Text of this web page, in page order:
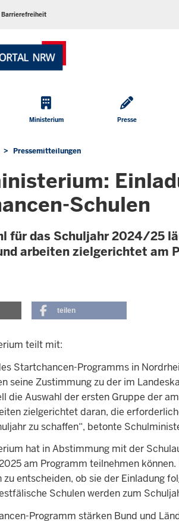
Barrierefreiheit
Ministerium Presse
Pressemitteilungen
Schulen
für das Schuljahr 2024/25
arbeiten zielgerichtet am
teilen
teilt mit:
Startchancen-Programms in
seine Zustimmung zu der im
die Auswahl der ersten Gruppe der
zielgerichtet daran, die
zu schaffen“, betonte
hat in Abstimmung mit der
am Programm teilnehmen
zu entscheiden, ob sie der Einladung
Schulen werden zum
Programm stärken Bund und